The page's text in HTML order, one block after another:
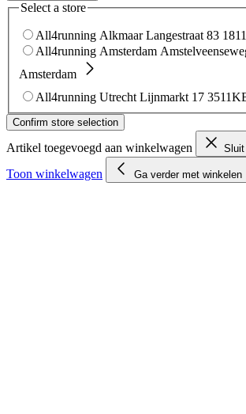
Select a store
All4running Alkmaar Langestraat 83
All4running Amsterdam
Amsterdam
All4running Utrecht Lijnmarkt 17
Confirm store selection
Artikel toegevoegd aan winkelwagen
Toon winkelwagen Ga verder met winkelen